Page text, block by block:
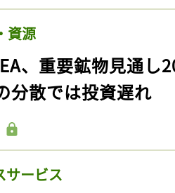
資源
、重要鉱物見通
分散では投資遅れ
サービス